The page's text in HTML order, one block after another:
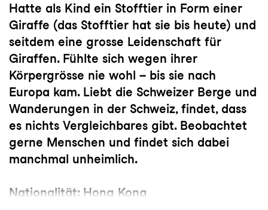
Hatte als Kind ein Stofftier in Form einer
Giraffe (das Stofftier hat sie bis heute) und
seitdem eine grosse Leidenschaft für
Giraffen. Fühlte sich wegen ihrer
Körpergrösse nie wohl – bis sie nach
Europa kam. Liebt die Schweizer Berge und
Wanderungen in der Schweiz, findet, dass
es nichts Vergleichbares gibt. Beobachtet
gerne Menschen und findet sich dabei
manchmal unheimlich.
Nationalität: Hong Kong